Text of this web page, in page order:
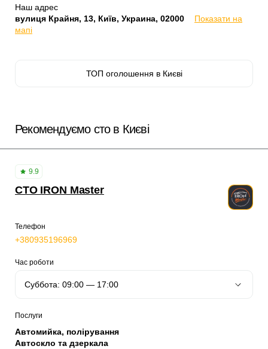
Наш адрес
вулиця Крайня, 13, Київ, Украина, 02000
Показати на
мапі
ТОП оголошення в Києві
Рекомендуємо сто в Києві
9.9
СТО IRON Master
Телефон
+380935196969
Час роботи
Послуги
Автомийка, полірування
Автоскло та дзеркала